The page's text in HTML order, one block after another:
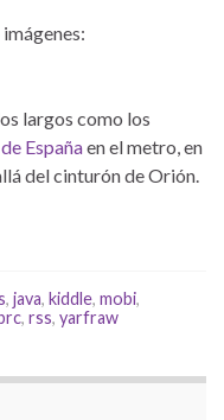
largos como los
Españaen el metro, en
del cinturón de Orión.
, java, kiddle, mobi,
, rss, yarfraw